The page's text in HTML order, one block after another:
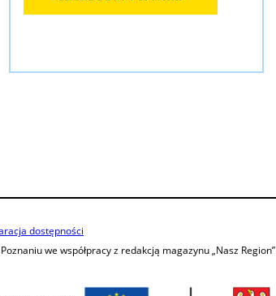
dostępności
we współpracy z redakcją magazynu „Nasz Region”